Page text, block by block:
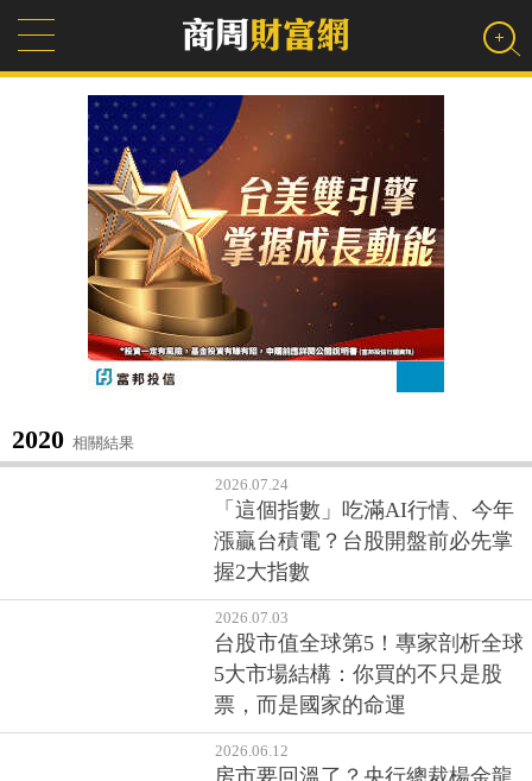
2020 相關結果
2026.07.24
「這個指數」吃滿AI行情、今年
漲贏台積電？台股開盤前必先掌
握2大指數
2026.07.03
台股市值全球第5！專家剖析全球
5大市場結構：你買的不只是股
票，而是國家的命運
2026.06.12
房市要回溫了？央行總裁楊金龍